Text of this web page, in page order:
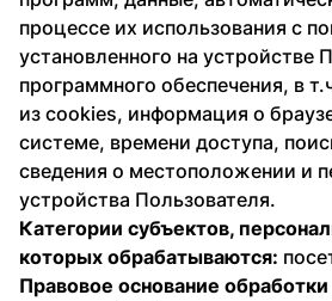
процессе их использования с
установленного на устройстве
программного обеспечения, в
из cookies, информация о
системе, времени доступа,
сведения о местоположении и
устройства Пользователя.
Категории субъектов,
которых обрабатываются:
Правовое основание